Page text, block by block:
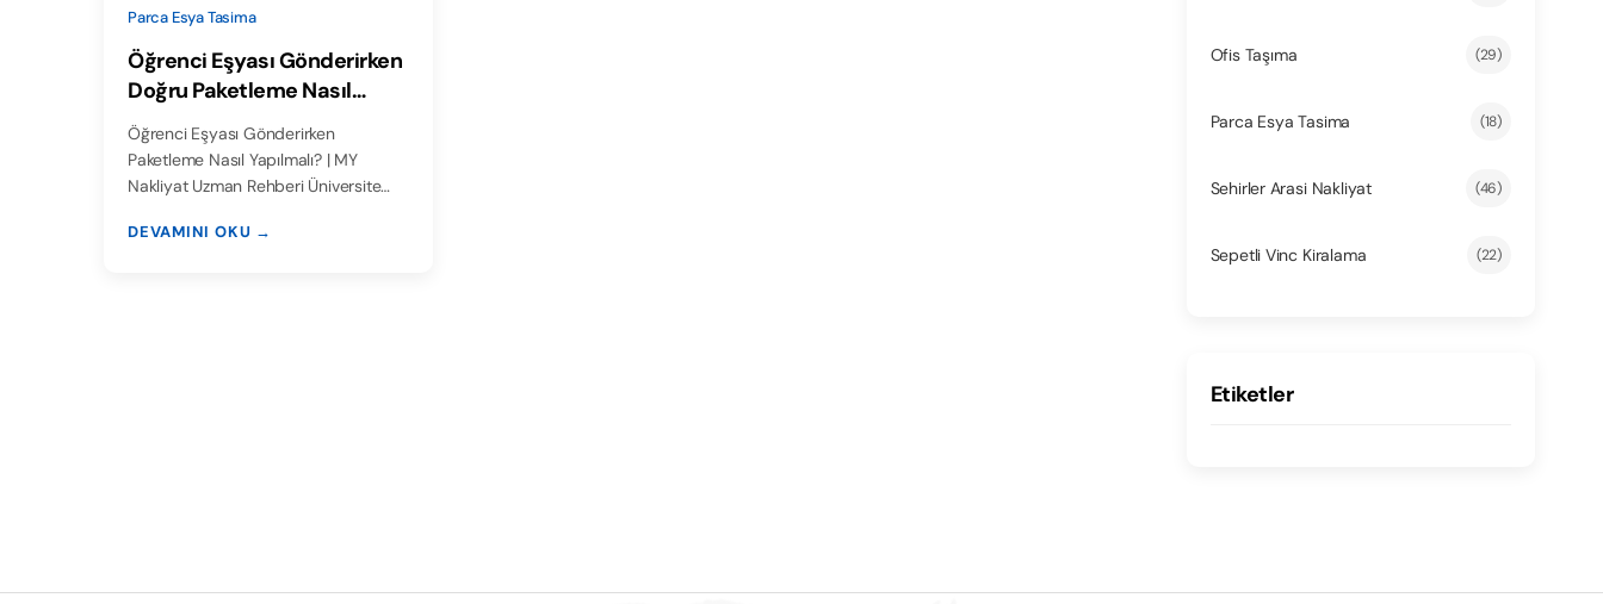
Parca Esya Tasima
Öğrenci Eşyası Gönderirken
Doğru Paketleme Nasıl
Yapılmalı?
Öğrenci Eşyası Gönderirken
Paketleme Nasıl Yapılmalı? | MY
Nakliyat Uzman Rehberi Üniversite
DEVAMINI OKU →
Ofis Taşıma (29)
Parca Esya Tasima (18)
Sehirler Arasi Nakliyat (46)
Sepetli Vinc Kiralama (22)
Etiketler